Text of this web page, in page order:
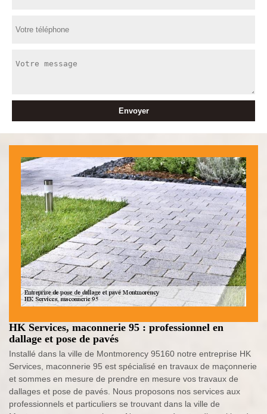
HK Services, maconnerie 95 : professionnel en
dallage et pose de pavés
Installé dans la ville de Montmorency 95160 notre entreprise HK
Services, maconnerie 95 est spécialisé en travaux de maçonnerie
et sommes en mesure de prendre en mesure vos travaux de
dallages et pose de pavés. Nous proposons nos services aux
professionnels et particuliers se trouvant dans la ville de